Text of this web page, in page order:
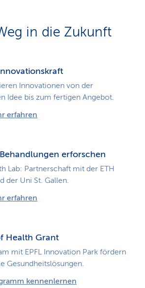
k
in die Zukunft
Innovationen von der
Idee bis zum fertigen Angebot.
erfahren
erforschen
Lab: Partnerschaft mit der ETH
der Uni St. Gallen.
erfahren
Health Grant
mit EPFL Innovation Park fördern
Gesundheitslösungen.
kennenlernen